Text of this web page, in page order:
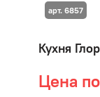
Кухня
Цена
арт. 6857